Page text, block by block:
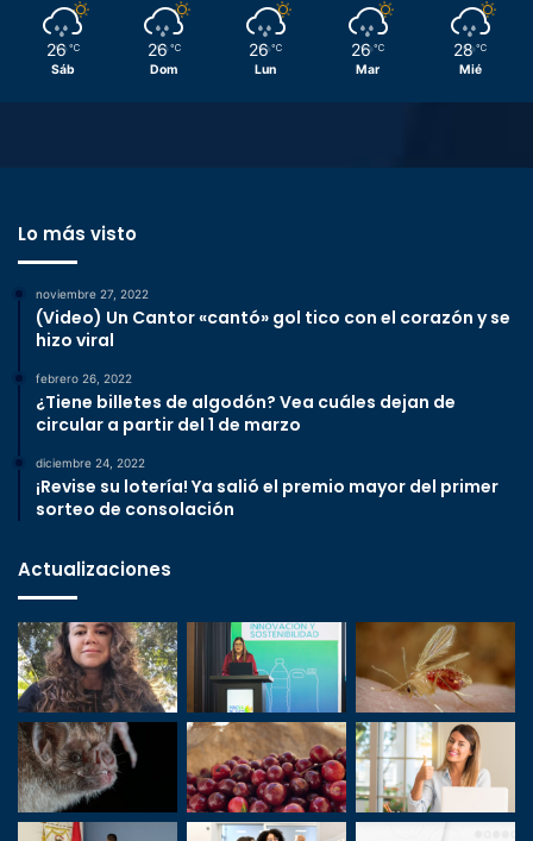
26 ℃
Sáb
26 ℃
Dom
26 ℃
Lun
26 ℃
Mar
28 ℃
Mié
Lo más visto
noviembre 27, 2022
(Video) Un Cantor «cantó» gol tico con el corazón y se
hizo viral
febrero 26, 2022
¿Tiene billetes de algodón? Vea cuáles dejan de
circular a partir del 1 de marzo
diciembre 24, 2022
¡Revise su lotería! Ya salió el premio mayor del primer
sorteo de consolación
Actualizaciones